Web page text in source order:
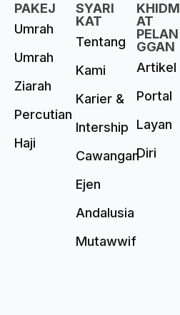
PAKEJ
Umrah
Umrah
Ziarah
Percutian
Haji
SYARI
KAT
Tentang
Kami
Karier &
Intership
Cawangan
Ejen
Andalusia
Mutawwif
KHIDM
AT
PELAN
GGAN
Artikel
Portal
Layan
Diri